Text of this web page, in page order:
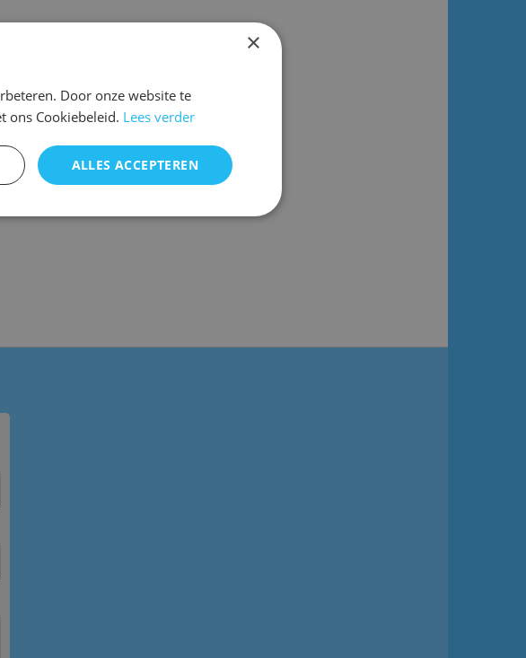
×
Door onze website te
ons Cookiebeleid. Lees verder
ALLES ACCEPTEREN